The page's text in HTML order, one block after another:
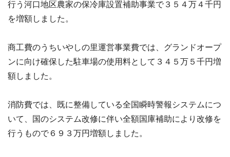
行う河口地区農家の保冷庫設置補助事業で３５４万４千円
を増額しました。
商工費のうちいやしの里運営事業費では、グランドオープ
ンに向け確保した駐車場の使用料として３４５万５千円増
額しました。
消防費では、既に整備している全国瞬時警報システムにつ
いて、国のシステム改修に伴い全額国庫補助により改修を
行うもので６９３万円増額しました。